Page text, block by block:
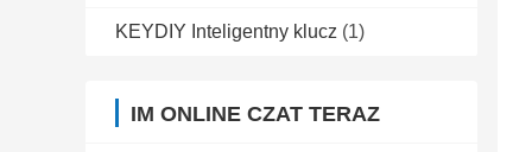
KEYDIY Inteligentny klucz (1)
IM ONLINE CZAT TERAZ